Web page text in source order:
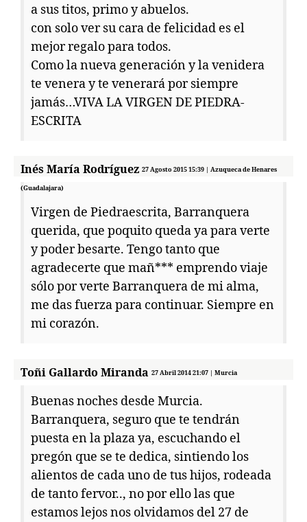
a sus titos, primo y abuelos.
con solo ver su cara de felicidad es el
mejor regalo para todos.
Como la nueva generación y la venidera
te venera y te venerará por siempre
jamás…VIVA LA VIRGEN DE PIEDRA-
ESCRITA
Inés María Rodríguez 27 Agosto 2015 15:39 | Azuqueca de Henares
(Guadalajara)
Virgen de Piedraescrita, Barranquera
querida, que poquito queda ya para verte
y poder besarte. Tengo tanto que
agradecerte que mañ*** emprendo viaje
sólo por verte Barranquera de mi alma,
me das fuerza para continuar. Siempre en
mi corazón.
Toñi Gallardo Miranda 27 Abril 2014 21:07 | Murcia
Buenas noches desde Murcia.
Barranquera, seguro que te tendrán
puesta en la plaza ya, escuchando el
pregón que se te dedica, sintiendo los
alientos de cada uno de tus hijos, rodeada
de tanto fervor.., no por ello las que
estamos lejos nos olvidamos del 27 de